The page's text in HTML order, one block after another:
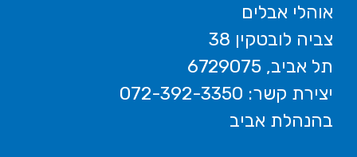
אוהלי אבלים
צביה לובטקין 38
תל אביב, 6729075
יצירת קשר: 072-392-3350
בהנהלת אביב